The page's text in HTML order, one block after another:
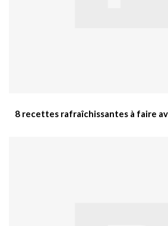
8 recettes rafraîchissantes à faire